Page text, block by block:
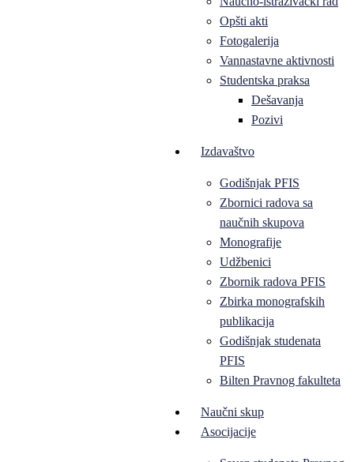
Opšti akti
Fotogalerija
Vannastavne aktivnosti
Studentska praksa
Dešavanja
Pozivi
Izdavaštvo
Godišnjak PFIS
Zbornici radova sa
naučnih skupova
Monografije
Udžbenici
Zbornik radova PFIS
Zbirka monografskih
publikacija
Godišnjak studenata
PFIS
Bilten Pravnog fakulteta
Naučni skup
Asocijacije